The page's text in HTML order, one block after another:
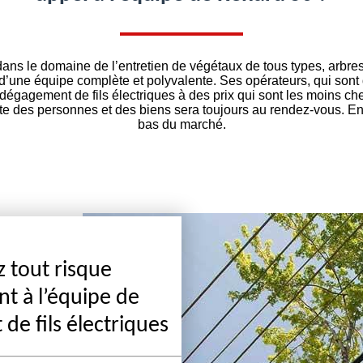
le domaine de l’entretien de végétaux de tous types,
équipe complète et polyvalente. Ses opérateurs, qui
de fils électriques à des prix qui sont les moins
des personnes et des biens sera toujours au rendez-vous.
bas du marché.
tout risque
à l’équipe de
de fils électriques